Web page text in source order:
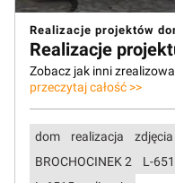
Realizacje projektów
Realizacje
Zobacz jak inni
przeczytaj całość >>
dom realizacja
BROCHOCINEK 2
L-